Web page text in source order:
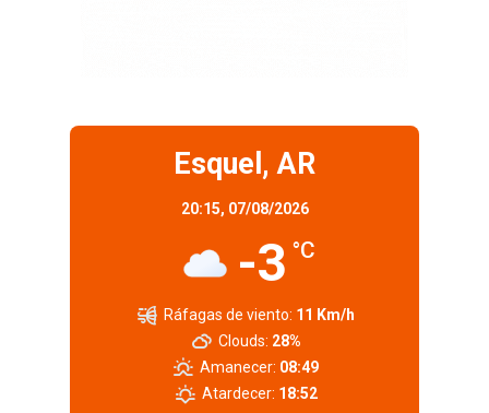
Esquel, AR
20:15, 07/08/2026
-3 °C
Ráfagas de viento: 11 Km/h
Clouds: 28%
Amanecer: 08:49
Atardecer: 18:52